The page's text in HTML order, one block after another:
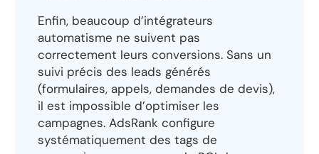
Enfin, beaucoup d’intégrateurs
automatisme ne suivent pas
correctement leurs conversions. Sans un
suivi précis des leads générés
(formulaires, appels, demandes de devis),
il est impossible d’optimiser les
campagnes. AdsRank configure
systématiquement des tags de